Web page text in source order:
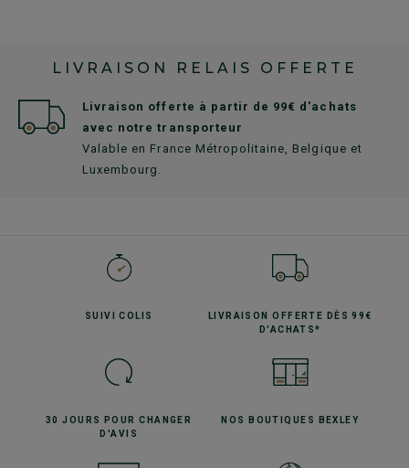
LIVRAISON RELAIS OFFERTE
Livraison offerte à partir de 99€ d'achats
avec notre transporteur
Valable en France Métropolitaine, Belgique et
Luxembourg.
SUIVICOLIS LIVRAISON OFFERTE
DÈS 99€
D'ACHATS*
30 JOURS POURCHANGER
D'AVIS
NOS BOUTIQUES BEXLEY